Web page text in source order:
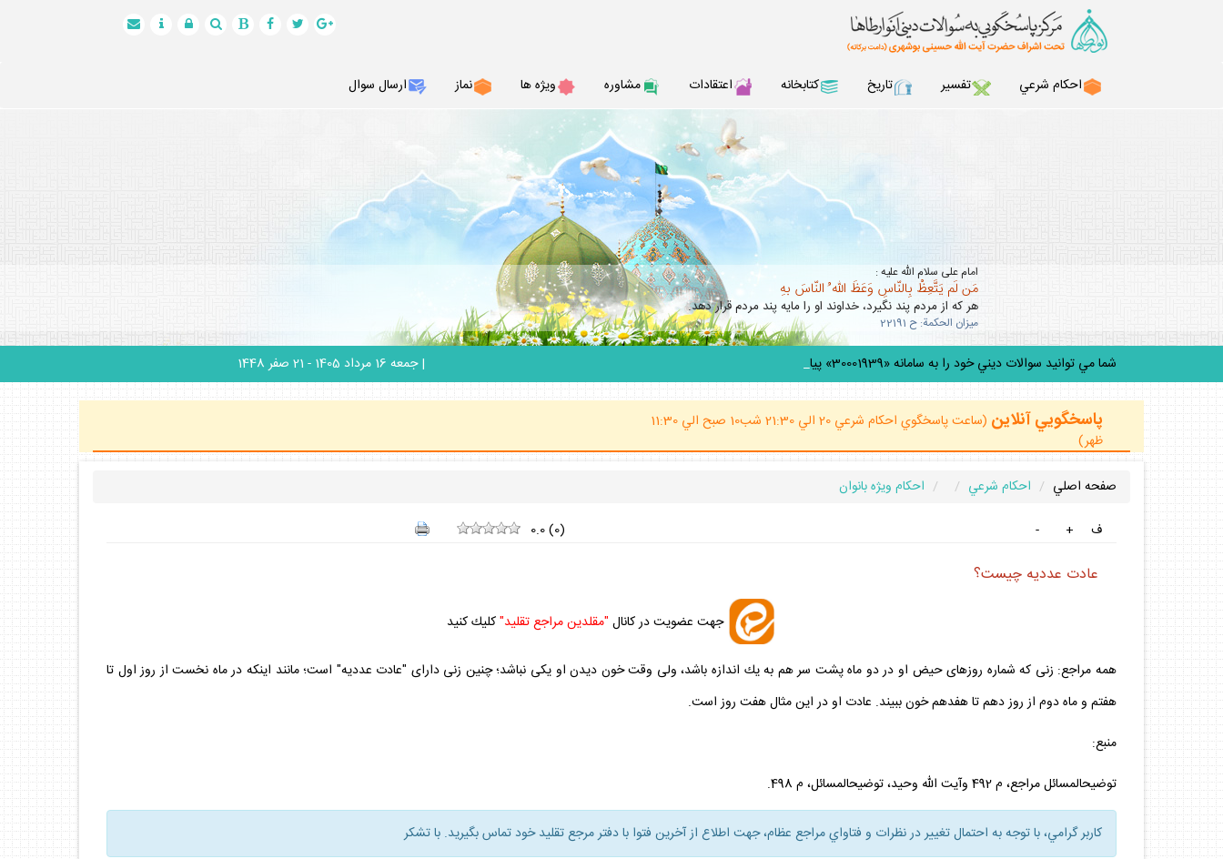
احكام شرعي تفسير تاريخ كتابخانه اعتقادات مشاوره ويژه ها نماز ارسال سوال
امام على سلام الله عليه :
مَن لَم يَتَّعِظْ بِالنّاسِ وَعَظَ اللّه ُ النّاسَ بهِ
هر كه از مردم پند نگيرد، خداوند او را مايه پند مردم قرار دهد.
ميزان الحكمة: ح 22191
شما مي توانيد سوالات ديني خود را به سامانه «30001939» پيامك كني | جمعه 16 مرداد 1405 - 21 صفر 1448
پاسخگويي آنلاين
(ساعت پاسخگوي احكام شرعي 20 الي 21:30 شب10 صبح الي 11:30
ظهر)
صفحه اصلي احكام شرعي
احكام ويژه بانوان
ف
+
-
0.0(0)
عادت عدديه چيست؟
جهت عضويت در كانال "مقلدين مراجع تقليد"كليك كنيد
همه مراجع: زنى كه شماره روزهاى حيض او در دو ماه پشت سر هم به يك اندازه باشد، ولى وقت خون ديدن او يكى نباشد؛ چنين زنى داراى "عادت عدديه" است؛ مانند اينكه در ماه نخست از روز اول تا
هفتم و ماه دوم از روز دهم تا هفدهم خون ببيند. عادت او در اين مثال هفت روز است.
منبع:
توضيح‏المسائل مراجع، م 492 وآيت الله وحيد، توضيح‏المسائل، م 498.
كاربر گرامي، با توجه به احتمال تغيير در نظرات و فتاواي مراجع عظام، جهت اطلاع از آخرين فتوا با دفتر مرجع تقليد خود تماس بگيريد. با تشكر